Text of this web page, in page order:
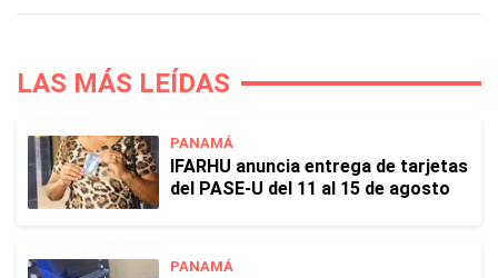
LAS MÁS LEÍDAS
PANAMÁ
IFARHU anuncia entrega de tarjetas
del PASE-U del 11 al 15 de agosto
PANAMÁ